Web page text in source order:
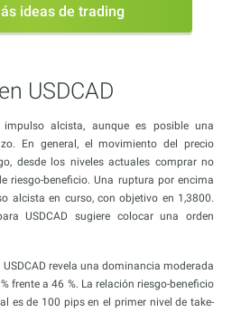
ideas de trading
USDCAD
alcista, aunque es posible una
En general, el movimiento del precio
desde los niveles actuales comprar no
riesgo-beneficio. Una ruptura por encima
alcista en curso, con objetivo en 1,3800.
USDCAD sugiere colocar una orden
revela una dominancia moderada
frente a 46 %. La relación riesgo-beneficio
es de 100 pips en el primer nivel de take-